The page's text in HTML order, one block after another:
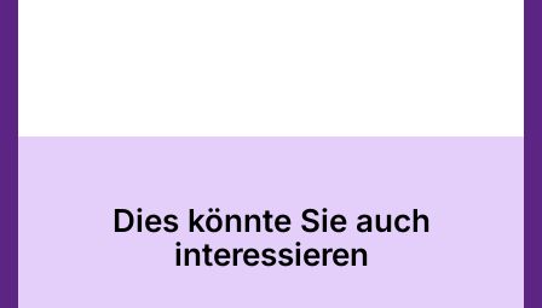
Dies könnte Sie auch
interessieren